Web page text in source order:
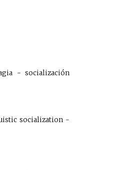
- socialización
socialization -